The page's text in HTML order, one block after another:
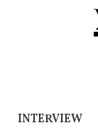
INTERVIEW